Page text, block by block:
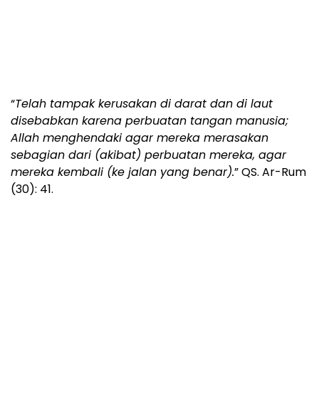
“Telah tampak kerusakan di darat dan di laut
disebabkan karena perbuatan tangan manusia;
Allah menghendaki agar mereka merasakan
sebagian dari (akibat) perbuatan mereka, agar
mereka kembali (ke jalan yang benar).” QS. Ar-Rum
(30): 41.